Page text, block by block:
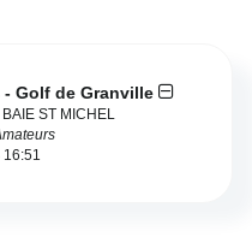
- Golf de Granville
ST MICHEL